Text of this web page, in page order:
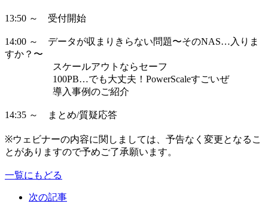
13:50 ～ 受付開始
14:00 ～ データが収まりきらない問題〜そのNAS…入りま
すか？〜
スケールアウトならセーフ
100PB…でも大丈夫！PowerScaleすごいぜ
導入事例のご紹介
14:35 ～ まとめ/質疑応答
※ウェビナーの内容に関しましては、予告なく変更となるこ
とがありますので予めご了承願います。
一覧にもどる
次の記事